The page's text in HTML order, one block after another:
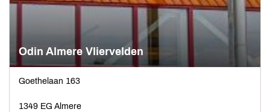
Odin Almere Vliervelden
Goethelaan 163
1349 EG Almere